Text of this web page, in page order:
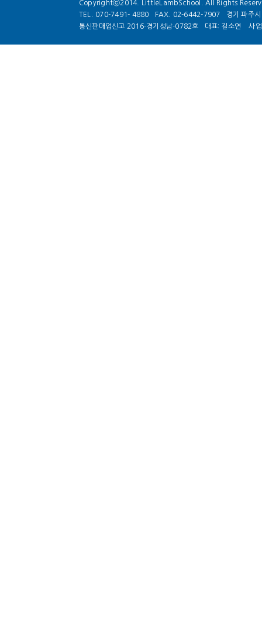
Copyrightⓒ2014. LittleLambSchool. All Rights
TEL. 070-7491- 4880
FAX. 02-6442-7907
경기 파주
통신판매업신고 2016-경기성남-0782호
대표: 길소연 사